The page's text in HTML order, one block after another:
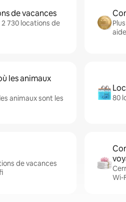
de vacances
730 locations de
les animaux
animaux sont les
80
de vacances
Wi-